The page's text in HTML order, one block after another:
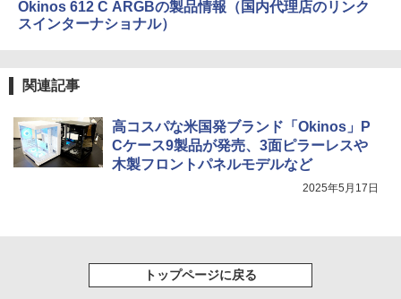
Okinos 612 C ARGBの製品情報（国内代理店のリンク
スインターナショナル）
関連記事
高コスパな米国発ブランド「Okinos」P
Cケース9製品が発売、3面ピラーレスや
木製フロントパネルモデルなど
2025年5月17日
トップページに戻る